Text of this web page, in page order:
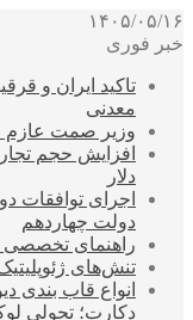
۱۴۰۵/۰۵/۱۶
خبر فوری
تاکید ایران و
معدنی
وزیر صمت عازم
دلار
اجرای توافقات
دولت چهاردهم
راهنمای تخصصی
تنش‌های
انواع قاب بندی
دکارت؛ تحولی